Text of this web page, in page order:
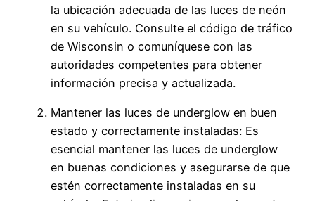
la ubicación adecuada de las luces de neón
en su vehículo. Consulte el código de tráfico
de Wisconsin o comuníquese con las
autoridades competentes para obtener
información precisa y actualizada.
Mantener las luces de underglow en buen
estado y correctamente instaladas: Es
esencial mantener las luces de underglow
en buenas condiciones y asegurarse de que
estén correctamente instaladas en su